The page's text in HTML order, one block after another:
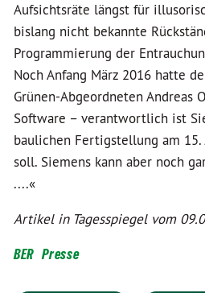
Aufsichtsräte längst für
bislang nicht bekannte
Programmierung der
Noch Anfang März 2016 hatte
Grünen-Abgeordneten Andreas
Software – verantwortlich ist
baulichen Fertigstellung am
soll. Siemens kann aber noch
....«
Artikel in Tagesspiegel vom
BER Presse